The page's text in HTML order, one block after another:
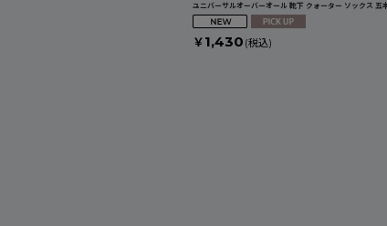
ユニバーサルオーバーオール 靴下 クォーター ソックス
￥ 1,430 (税込)